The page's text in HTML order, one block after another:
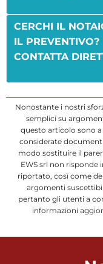
CERCHI IL
IL PREVENTIVO?
CONTATTA
Nonostante i nostri
semplici su
questo articolo sono
considerate
modo sostituire il
EWS srl non
riportato, così come
argomenti
pertanto gli utenti a
informazioni